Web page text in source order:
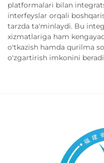
platformalari bilan
interfeyslar orqali
tarzda ta'minlaydi. Bu
xizmatlariga ham
o'tkazish hamda qurilma
o'zgartirish imkonini